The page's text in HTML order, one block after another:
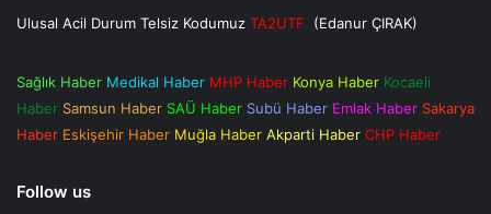
Ulusal Acil Durum Telsiz Kodumuz TA2UTF (Edanur ÇIRAK)
Sağlık Haber Medikal Haber MHP Haber Konya Haber Kocaeli
Haber Samsun Haber SAÜ Haber Subü Haber Emlak Haber Sakarya
Haber Eskişehir Haber Muğla Haber Akparti Haber CHP Haber
Follow us